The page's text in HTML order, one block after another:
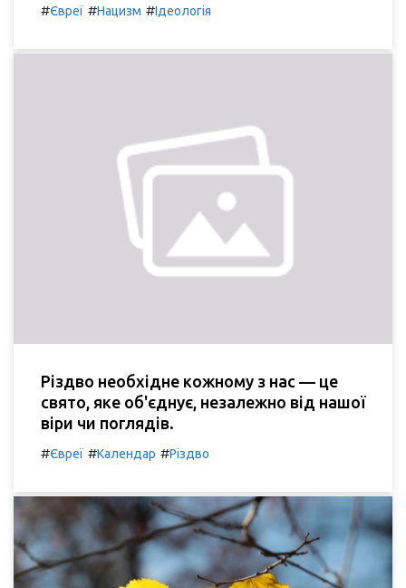
#Євреї #Нацизм #Ідеологія
Різдво необхідне кожному з нас — це
свято, яке об'єднує, незалежно від нашої
віри чи поглядів.
#Євреї #Календар #Різдво